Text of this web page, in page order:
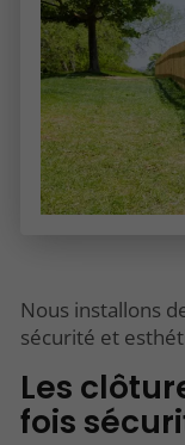
Nous installons
sécurité et
Les
fois